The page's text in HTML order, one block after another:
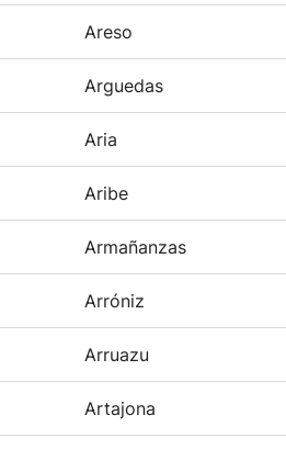
Areso
Arguedas
Aria
Aribe
Armañanzas
Arróniz
Arruazu
Artajona